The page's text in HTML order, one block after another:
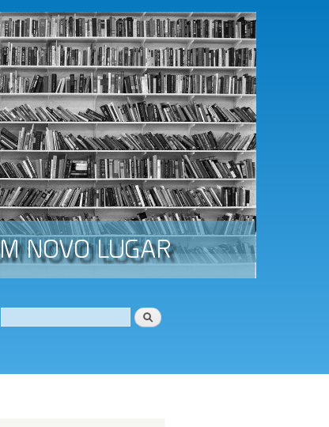
Formulário de procura
Procurar